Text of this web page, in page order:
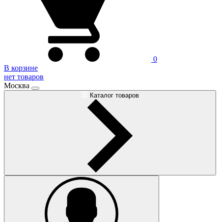
0
В корзине
нет товаров
Москва
Каталог товаров